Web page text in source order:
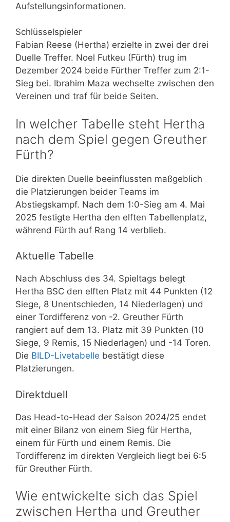
Aufstellungsinformationen.
Schlüsselspieler
Fabian Reese (Hertha) erzielte in zwei der drei
Duelle Treffer. Noel Futkeu (Fürth) trug im
Dezember 2024 beide Fürther Treffer zum 2:1-
Sieg bei. Ibrahim Maza wechselte zwischen den
Vereinen und traf für beide Seiten.
In welcher Tabelle steht Hertha
nach dem Spiel gegen Greuther
Fürth?
Die direkten Duelle beeinflussten maßgeblich
die Platzierungen beider Teams im
Abstiegskampf. Nach dem 1:0-Sieg am 4. Mai
2025 festigte Hertha den elften Tabellenplatz,
während Fürth auf Rang 14 verblieb.
Aktuelle Tabelle
Nach Abschluss des 34. Spieltags belegt
Hertha BSC den elften Platz mit 44 Punkten (12
Siege, 8 Unentschieden, 14 Niederlagen) und
einer Tordifferenz von -2. Greuther Fürth
rangiert auf dem 13. Platz mit 39 Punkten (10
Siege, 9 Remis, 15 Niederlagen) und -14 Toren.
Die BILD-Livetabelle bestätigt diese
Platzierungen.
Direktduell
Das Head-to-Head der Saison 2024/25 endet
mit einer Bilanz von einem Sieg für Hertha,
einem für Fürth und einem Remis. Die
Tordifferenz im direkten Vergleich liegt bei 6:5
für Greuther Fürth.
Wie entwickelte sich das Spiel
zwischen Hertha und Greuther